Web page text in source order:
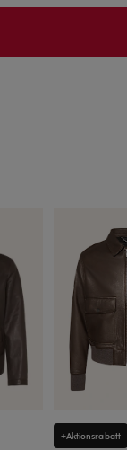
+Aktionsrabatt